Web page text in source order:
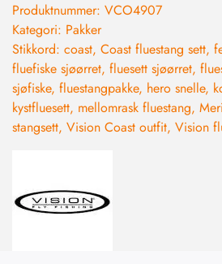
Produktnummer: VCO4907
Kategori: Pakker
Stikkord: coast, Coast fluestang sett,
fluefiske sjøørret, fluesett sjøørret,
sjøfiske, fluestangpakke, hero snelle,
kystfluesett, mellomrask fluestang,
stangsett, Vision Coast outfit, Vision